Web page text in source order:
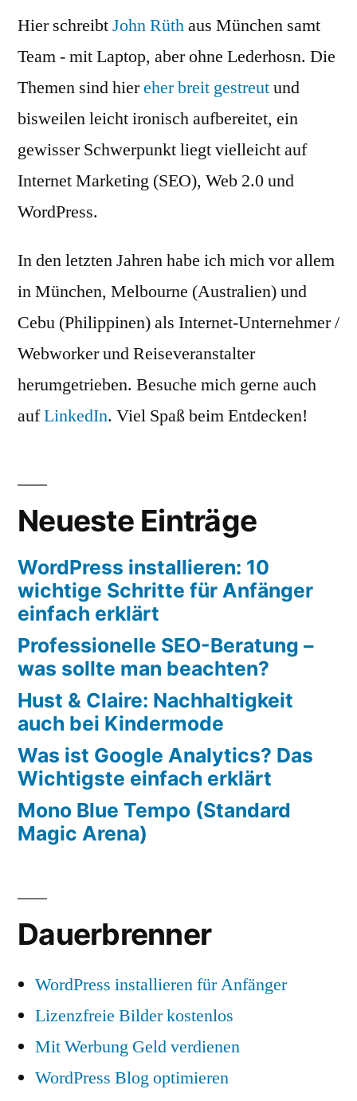
Hier schreibtJohn Rüthaus München samt
Team - mit Laptop, aber ohne Lederhosn. Die
Themen sind hiereher breit gestreutund
bisweilen leicht ironisch aufbereitet, ein
gewisser Schwerpunkt liegt vielleicht auf
Internet Marketing (SEO), Web 2.0 und
WordPress.
In den letzten Jahren habe ich mich vor allem
in München, Melbourne (Australien) und
Cebu (Philippinen) als Internet-Unternehmer /
Webworker und Reiseveranstalter
herumgetrieben. Besuche mich gerne auch
aufLinkedIn. Viel Spaß beim Entdecken!
Neueste Einträge
WordPress installieren: 10
wichtige Schritte für Anfänger
einfach erklärt
Professionelle SEO-Beratung –
was sollte man beachten?
Hust & Claire: Nachhaltigkeit
auch bei Kindermode
Was ist Google Analytics? Das
Wichtigste einfach erklärt
Mono Blue Tempo (Standard
Magic Arena)
Dauerbrenner
WordPress installieren für Anfänger
Lizenzfreie Bilder kostenlos
Mit Werbung Geld verdienen
WordPress Blog optimieren